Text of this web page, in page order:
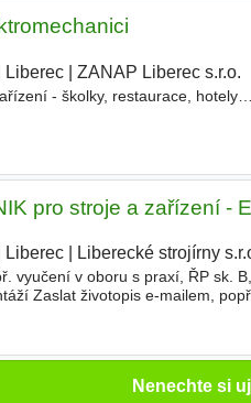
Liberec| ZANAP Liberec s.r.o.
- školky, restaurace,
pro stroje a zařízení -
Liberec| Liberecké strojírny
vyučení v oboru s praxí, ŘP sk.
Zaslat životopis e-mailem,
Nenechte si